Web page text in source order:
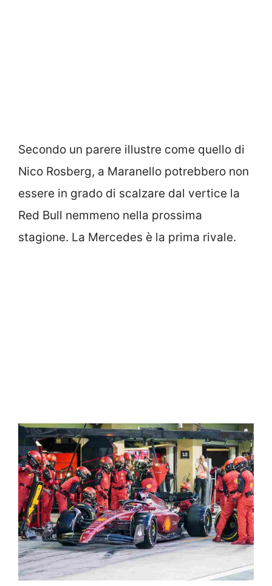
Secondo un parere illustre come quello di
Nico Rosberg, a Maranello potrebbero non
essere in grado di scalzare dal vertice la
Red Bull nemmeno nella prossima
stagione. La Mercedes è la prima rivale.